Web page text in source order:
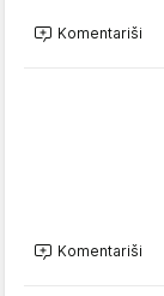
Komentariši
Komentariši